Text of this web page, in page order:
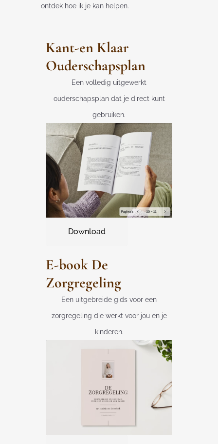
ontdek hoe ik je kan helpen.
Kant-en Klaar
Ouderschapsplan
Een volledig uitgewerkt
ouderschapsplan dat je direct kunt
gebruiken.
Download
E-book De
Zorgregeling
Een uitgebreide gids voor een
zorgregeling die werkt voor jou en je
kinderen.